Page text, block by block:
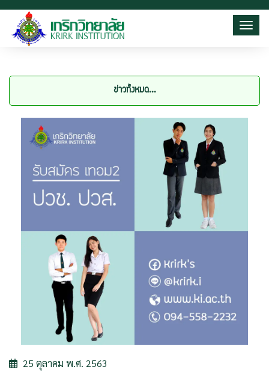
ข่าวทั้งหมด...
25 ตุลาคม พ.ศ. 2563